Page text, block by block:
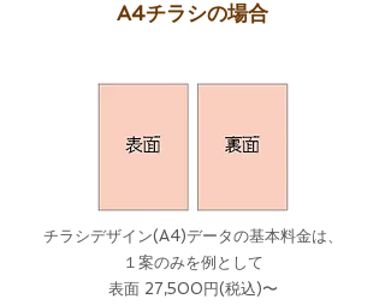
A4チラシの場合
チラシデザイン(A4)データの基本料金は、
１案のみを例として
表面 27,500円(税込)〜